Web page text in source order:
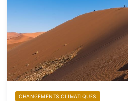
CHANGEMENTS CLIMATIQUES